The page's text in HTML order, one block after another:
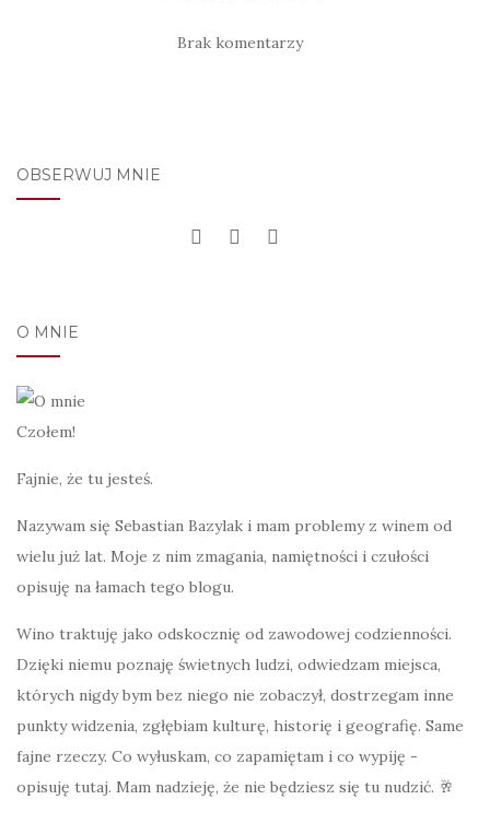
Brak komentarzy
OBSERWUJ MNIE
O MNIE
Czołem!
Fajnie, że tu jesteś.
Nazywam się Sebastian Bazylak i mam problemy z winem od
wielu już lat. Moje z nim zmagania, namiętności i czułości
opisuję na łamach tego blogu.
Wino traktuję jako odskocznię od zawodowej codzienności.
Dzięki niemu poznaję świetnych ludzi, odwiedzam miejsca,
których nigdy bym bez niego nie zobaczył, dostrzegam inne
punkty widzenia, zgłębiam kulturę, historię i geografię. Same
fajne rzeczy. Co wyłuskam, co zapamiętam i co wypiję -
opisuję tutaj. Mam nadzieję, że nie będziesz się tu nudzić. 🥂